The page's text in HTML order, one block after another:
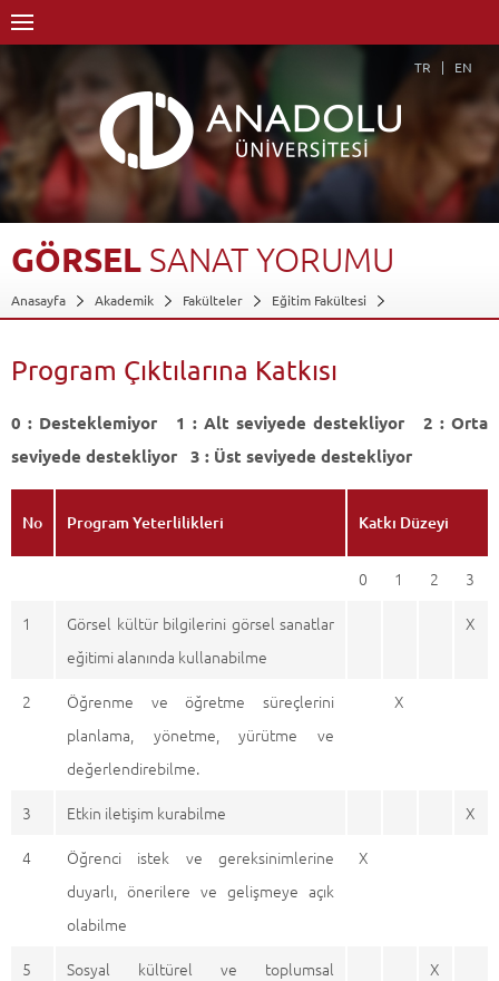
TR EN
GÖRSEL SANATYORUMU
Anasayfa Akademik Fakülteler
Eğitim Fakültesi
Dersler - AKTS Kredileri
Görsel Sanat Yorumu
Program Çıktılarına Katkısı
Program Çıktılarına Katkısı
0 : Desteklemiyor 1 : Alt seviyede destekliyor 2 : Orta
seviyede destekliyor 3 : Üst seviyede destekliyor
No Program Yeterlilikleri Katkı Düzeyi
0 1 2
3
1
Görsel kültür bilgilerini görsel sanatlar
eğitimi alanında kullanabilme
X
2
Öğrenme ve öğretme süreçlerini
planlama, yönetme, yürütme ve
değerlendirebilme.
X
3 Etkin iletişim kurabilme
X
4
Öğrenci istek ve gereksinimlerine
duyarlı, önerilere ve gelişmeye açık
olabilme
X
5
Sosyal kültürel ve toplumsal
X